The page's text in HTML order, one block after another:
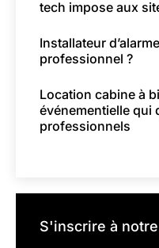
tech impose aux
Installateur
professionnel ?
Location cabine à
événementielle qui
professionnels
S'inscrire à